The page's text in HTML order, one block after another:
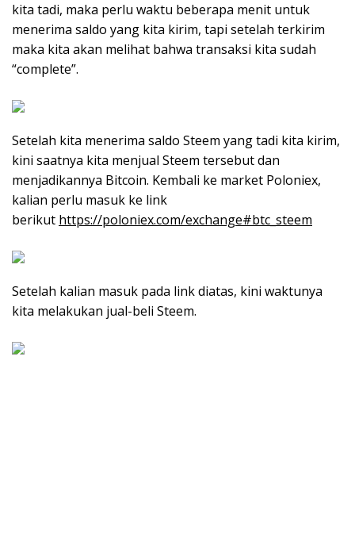
kita tadi, maka perlu waktu beberapa menit untuk
menerima saldo yang kita kirim, tapi setelah terkirim
maka kita akan melihat bahwa transaksi kita sudah
“complete”.
Setelah kita menerima saldo Steem yang tadi kita kirim,
kini saatnya kita menjual Steem tersebut dan
menjadikannya Bitcoin. Kembali ke market Poloniex,
kalian perlu masuk ke link
berikut https://poloniex.com/exchange#btc_steem
Setelah kalian masuk pada link diatas, kini waktunya
kita melakukan jual-beli Steem.